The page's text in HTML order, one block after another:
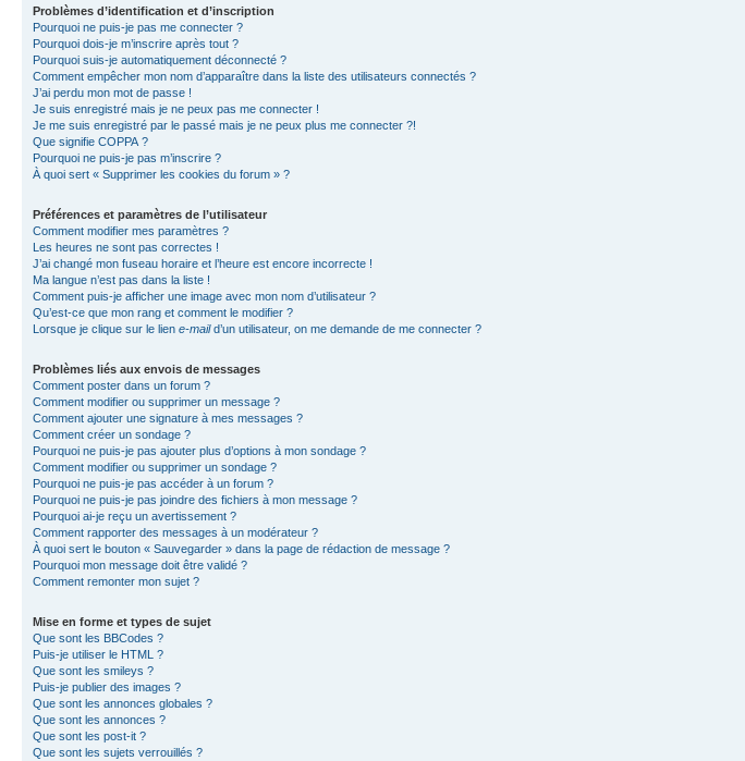
Problèmes d’identification et d’inscription
Pourquoi ne puis-je pas me connecter ?
Pourquoi dois-je m’inscrire après tout ?
Pourquoi suis-je automatiquement déconnecté ?
Comment empêcher mon nom d’apparaître dans la liste des utilisateurs connectés ?
J’ai perdu mon mot de passe !
Je suis enregistré mais je ne peux pas me connecter !
Je me suis enregistré par le passé mais je ne peux plus me connecter ?!
Que signifie COPPA ?
Pourquoi ne puis-je pas m’inscrire ?
À quoi sert « Supprimer les cookies du forum » ?
Préférences et paramètres de l’utilisateur
Comment modifier mes paramètres ?
Les heures ne sont pas correctes !
J’ai changé mon fuseau horaire et l’heure est encore incorrecte !
Ma langue n’est pas dans la liste !
Comment puis-je afficher une image avec mon nom d’utilisateur ?
Qu’est-ce que mon rang et comment le modifier ?
Lorsque je clique sur le lien e-maild’un utilisateur, on me demande de me connecter ?
Problèmes liés aux envois de messages
Comment poster dans un forum ?
Comment modifier ou supprimer un message ?
Comment ajouter une signature à mes messages ?
Comment créer un sondage ?
Pourquoi ne puis-je pas ajouter plus d’options à mon sondage ?
Comment modifier ou supprimer un sondage ?
Pourquoi ne puis-je pas accéder à un forum ?
Pourquoi ne puis-je pas joindre des fichiers à mon message ?
Pourquoi ai-je reçu un avertissement ?
Comment rapporter des messages à un modérateur ?
À quoi sert le bouton « Sauvegarder » dans la page de rédaction de message ?
Pourquoi mon message doit être validé ?
Comment remonter mon sujet ?
Mise en forme et types de sujet
Que sont les BBCodes ?
Puis-je utiliser le HTML ?
Que sont les smileys ?
Puis-je publier des images ?
Que sont les annonces globales ?
Que sont les annonces ?
Que sont les post-it ?
Que sont les sujets verrouillés ?